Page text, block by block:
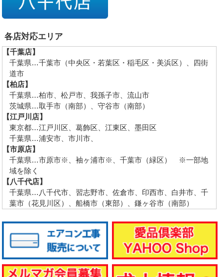
各店対応エリア
【千葉店】
千葉県…千葉市（中央区・若葉区・稲毛区・美浜区）、四街
道市
【柏店】
千葉県…柏市、松戸市、我孫子市、流山市
茨城県…取手市（南部）、守谷市（南部）
【江戸川店】
東京都…江戸川区、葛飾区、江東区、墨田区
千葉県…浦安市、市川市、
【市原店】
千葉県…市原市※、袖ヶ浦市※、千葉市（緑区） ※一部地
域を除く
【八千代店】
千葉県…八千代市、習志野市、佐倉市、印西市、白井市、千
葉市（花見川区）、船橋市（東部）、鎌ヶ谷市（南部）